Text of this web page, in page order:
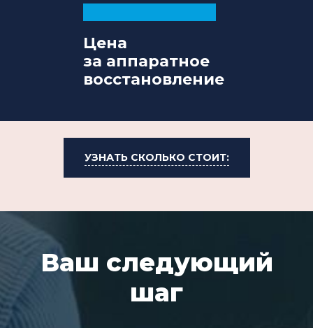
Цена
за аппаратное
восстановление
УЗНАТЬ СКОЛЬКО СТОИТ:
Ваш следующий
шаг